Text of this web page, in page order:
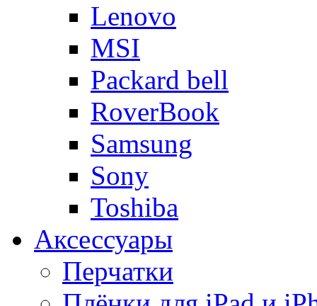
Lenovo
MSI
Packard bell
RoverBook
Samsung
Sony
Toshiba
Аксессуары
Перчатки